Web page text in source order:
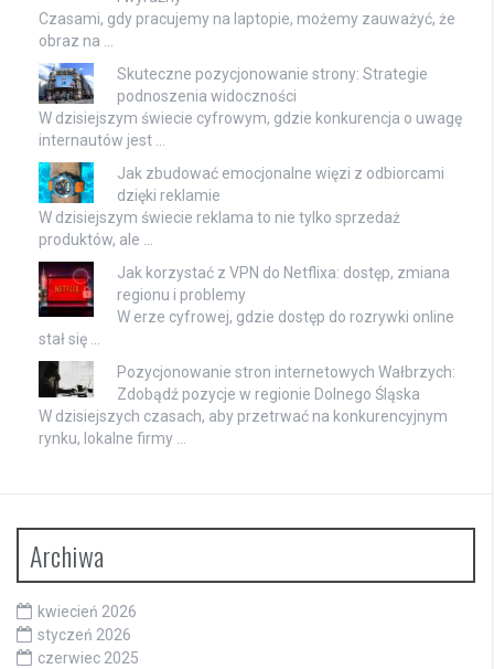
Czasami, gdy pracujemy na laptopie, możemy zauważyć, że
obraz na …
Skuteczne pozycjonowanie strony: Strategie
podnoszenia widoczności
W dzisiejszym świecie cyfrowym, gdzie konkurencja o uwagę
internautów jest …
Jak zbudować emocjonalne więzi z odbiorcami
dzięki reklamie
W dzisiejszym świecie reklama to nie tylko sprzedaż
produktów, ale …
Jak korzystać z VPN do Netflixa: dostęp, zmiana
regionu i problemy
W erze cyfrowej, gdzie dostęp do rozrywki online
stał się …
Pozycjonowanie stron internetowych Wałbrzych:
Zdobądź pozycje w regionie Dolnego Śląska
W dzisiejszych czasach, aby przetrwać na konkurencyjnym
rynku, lokalne firmy …
Archiwa
kwiecień 2026
styczeń 2026
czerwiec 2025